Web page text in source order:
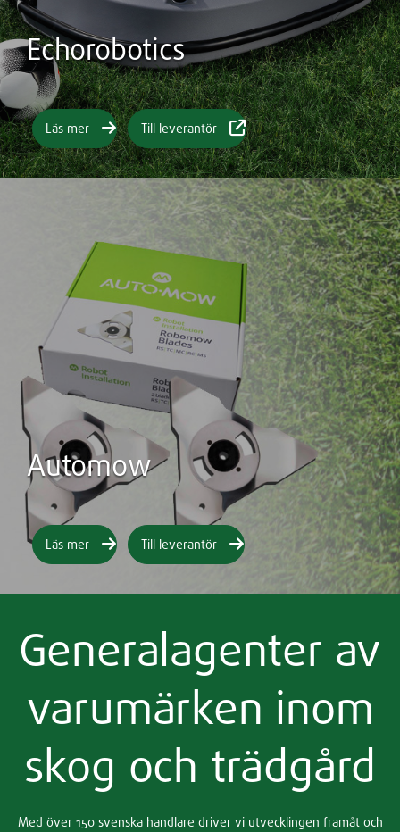
Echorobotics
Läs mer Till leverantör
Automow
Läs mer Till leverantör
Generalagenter av
varumärken inom
skog och trädgård
Med över 150 svenska handlare driver vi utvecklingen framåt och